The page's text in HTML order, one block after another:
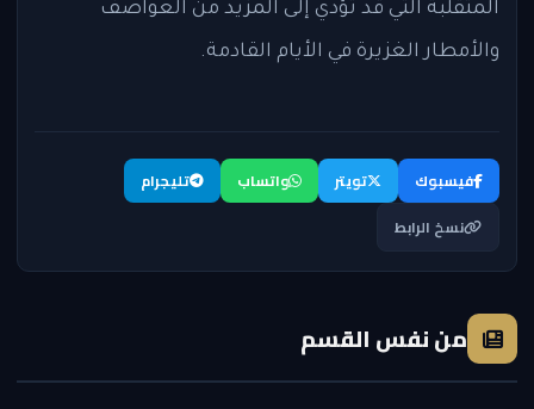
المتقلبة التي قد تؤدي إلى المزيد من العواصف
والأمطار الغزيرة في الأيام القادمة.
فيسبوك تويتر واتساب
تليجرام
نسخ الرابط
من نفس القسم